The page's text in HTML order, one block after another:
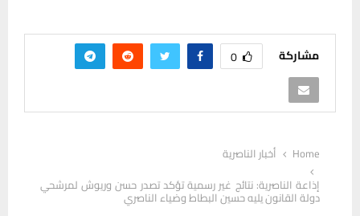
مشاركة 0
Home
أخبار الناصرية
إذاعة الناصرية: نتائج غير رسمية تؤكد تصدر حسن وريوش لمرشحي
دولة القانون يليه حسين البطاط وضياء الناصري